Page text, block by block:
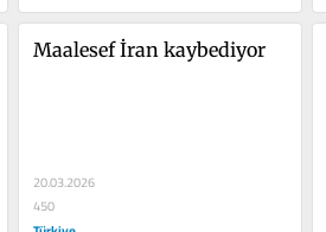
Maalesef İran kaybediyor
20.03.2026
450